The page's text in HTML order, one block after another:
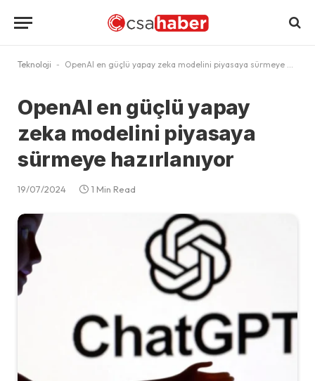
Teknoloji - OpenAI en güçlü yapay zeka modelini piyasaya sürmeye hazırlanıyor
OpenAI en güçlü yapay
zeka modelini piyasaya
sürmeye hazırlanıyor
19/07/2024 1 Min Read